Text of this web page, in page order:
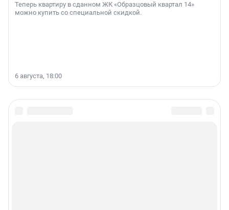
Теперь квартиру в сданном ЖК «Образцовый квартал 14»
можно купить со специальной скидкой.
6 августа, 18:00